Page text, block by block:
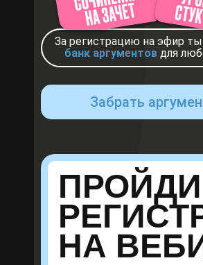
За регистрацию на эфир
банк аргументовдля
Забрать
ПРОЙДИ
НА